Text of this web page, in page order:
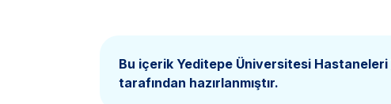
Bu içerik Yeditepe Üniversitesi Hastaneleri
tarafından hazırlanmıştır.